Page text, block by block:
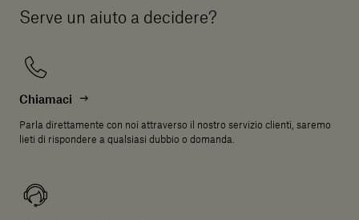
Serve un aiuto a decidere?
Chiamaci
Parla direttamente con noi attraverso il nostro servizio clienti, saremo
lieti di rispondere a qualsiasi dubbio o domanda.